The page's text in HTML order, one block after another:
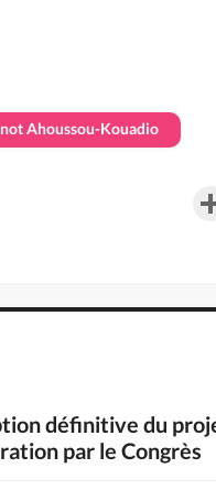
Ahoussou-Kouadio
définitive du
par le Congrès